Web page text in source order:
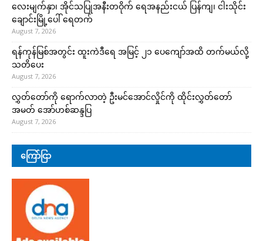
လေးမျက်နှာ၊ အိုင်သပြုအနီးတဝိုက် ရေအနည်းငယ် ပြန်ကျ၊ ငါးသိုင်း
ချောင်းမြို့ပေါ် ရေတက်
August 7, 2026
ရန်ကုန်မြစ်အတွင်း ထူးကဲဒီရေ အ​မြင့် ၂၁ ပေကျော်အထိ တက်မယ်လို့
သတိပေး
August 7, 2026
လွှတ်တော်ကို ရောက်လာတဲ့ ဦးမင်အောင်လှိုင်ကို ထိုင်းလွှတ်တော်
အမတ် အော်ဟစ်ဆန္ဒပြ
August 7, 2026
ကြော်ငြာ